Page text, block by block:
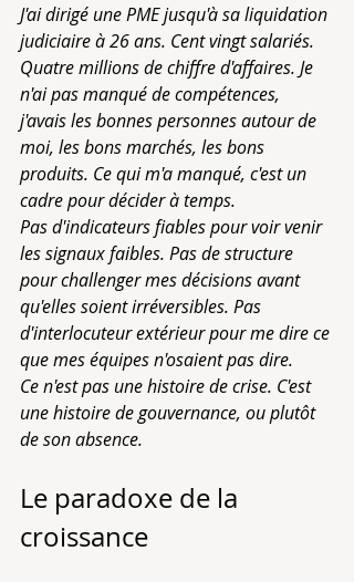
J'ai dirigé une PME jusqu'à sa liquidation
judiciaire à 26 ans. Cent vingt salariés.
Quatre millions de chiffre d'affaires. Je
n'ai pas manqué de compétences,
j'avais les bonnes personnes autour de
moi, les bons marchés, les bons
produits. Ce qui m'a manqué, c'est un
cadre pour décider à temps.
Pas d'indicateurs fiables pour voir venir
les signaux faibles. Pas de structure
pour challenger mes décisions avant
qu'elles soient irréversibles. Pas
d'interlocuteur extérieur pour me dire ce
que mes équipes n'osaient pas dire.
Ce n'est pas une histoire de crise. C'est
une histoire de gouvernance, ou plutôt
de son absence.
Le paradoxe de la
croissance